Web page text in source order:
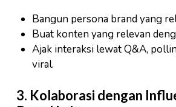
Bangun persona brand yang
Buat konten yang relevan
Ajak interaksi lewat Q&A,
viral.
3. Kolaborasi dengan